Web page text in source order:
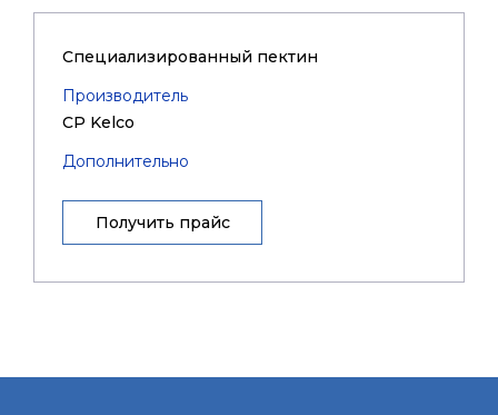
Специализированный пектин
Производитель
CP Kelco
Дополнительно
Получить прайс